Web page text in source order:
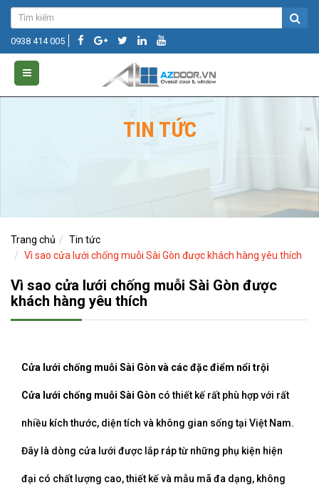
0938 414 005
TIN TỨC
Trang chủ
Tin tức
Vì sao cửa lưới chống muỗi Sài Gòn được khách hàng yêu thích
Vì sao cửa lưới chống muỗi Sài Gòn được
khách hàng yêu thích
Cửa lưới chống muỗi Sài Gòn và cácđặc điểm nổi trội
Cửa lưới chống muỗi Sài Gòn có thiết kế rất phù hợp với rất
nhiều kích thước, diện tích và không gian sống tại Việt Nam.
Đây là dòng cửa lưới được lắp ráp từ những phụ kiện hiện
đại có chất lượng cao, thiết kế và mẫu mã đa dạng, không